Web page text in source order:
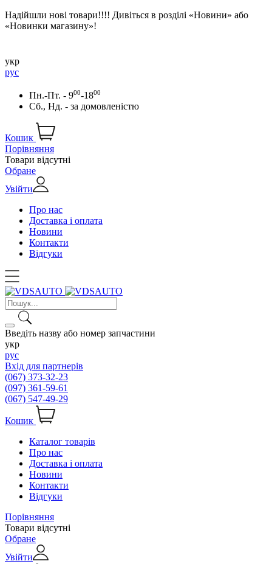
Надійшли нові товари!!!! Дивіться в розділі «Новини» або
«Новинки магазину»!
укр
рус
Пн.-Пт. - 900-1800
Сб., Нд. - за домовленістю
Кошик
Порівняння
Товари відсутні
Обране
Увійти
Про нас
Доставка і оплата
Новини
Контакти
Відгуки
Введіть назву або номер запчастини
укр
рус
Вхід для партнерів
(067) 373-32-23
(097) 361-59-61
(067) 547-49-29
Кошик
Каталог товарів
Про нас
Доставка і оплата
Новини
Контакти
Відгуки
Порівняння
Товари відсутні
Обране
Увійти